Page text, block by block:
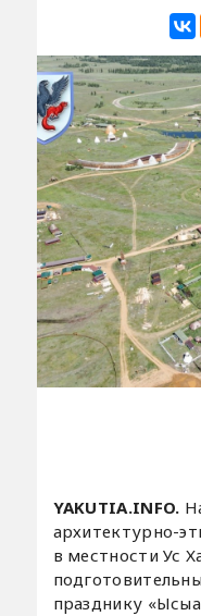
YAKUTIA.INFO.
архитектурно-
в местности Ус
празднику